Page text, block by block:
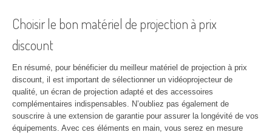
Choisir le bon matériel de projection à prix
discount
En résumé, pour bénéficier du meilleur matériel de projection à prix
discount, il est important de sélectionner un vidéoprojecteur de
qualité, un écran de projection adapté et des accessoires
complémentaires indispensables. N’oubliez pas également de
souscrire à une extension de garantie pour assurer la longévité de vos
équipements. Avec ces éléments en main, vous serez en mesure